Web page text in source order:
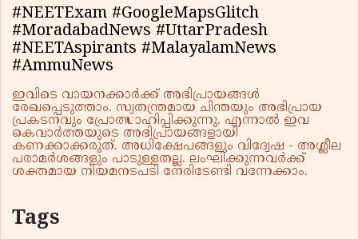
#NEETExam #GoogleMapsGlitch
#MoradabadNews #UttarPradesh
#NEETAspirants #MalayalamNews
#AmmuNews
ഇവിടെ വായനക്കാർക്ക് അഭിപ്രായങ്ങൾ
രേഖപ്പെടുത്താം. സ്വതന്ത്രമായ ചിന്തയും അഭിപ്രായ
പ്രകടനവും പ്രോത്സാഹിപ്പിക്കുന്നു. എന്നാൽ ഇവ
കെവാർത്തയുടെ അഭിപ്രായങ്ങളായി
കണക്കാക്കരുത്. അധിക്ഷേപങ്ങളും വിദ്വേഷ - അശ്ലീല
പരാമർശങ്ങളും പാടുള്ളതല്ല. ലംഘിക്കുന്നവർക്ക്
ശക്തമായ നിയമനടപടി നേരിടേണ്ടി വന്നേക്കാം.
Tags